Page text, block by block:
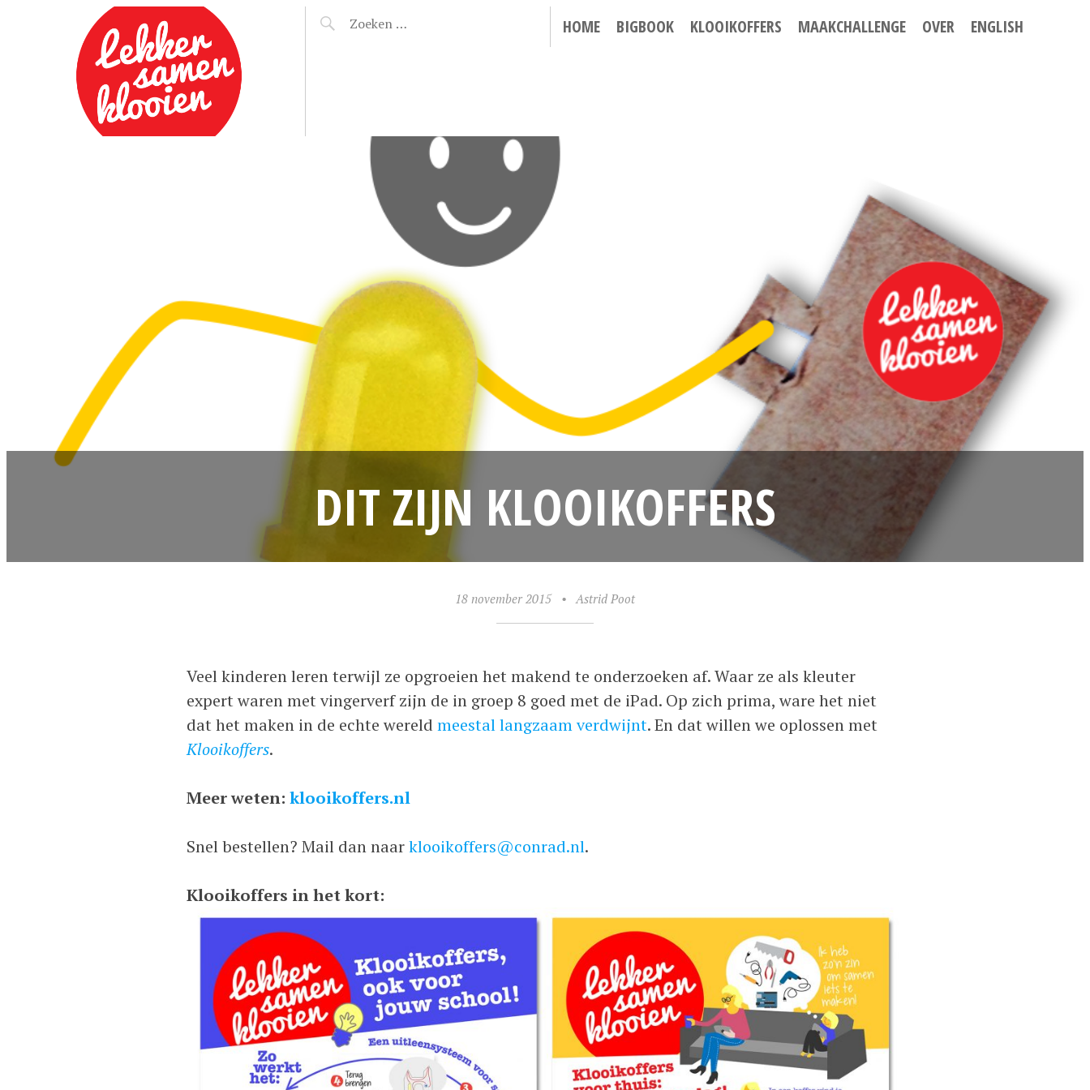
LEKKER SAMEN
KLOOIEN
HOME BIGBOOK KLOOIKOFFERS MAAKCHALLENGE OVER ENGLISH
DIT ZIJN KLOOIKOFFERS
18 november 2015 • Astrid Poot
Veel kinderen leren terwijl ze opgroeien het makend te onderzoeken af. Waar ze als kleuter
expert waren met vingerverf zijn de in groep 8 goed met de iPad. Op zich prima, ware het niet
dat het maken in de echte wereld meestal langzaam verdwijnt. En dat willen we oplossen met
Klooikoffers.
Meer weten: klooikoffers.nl
Snel bestellen? Mail dan naarklooikoffers@conrad.nl.
Klooikoffers in het kort: